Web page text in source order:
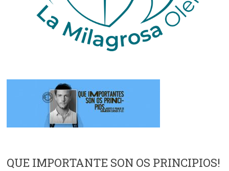
QUE IMPORTANTE SON OS PRINCIPIOS!